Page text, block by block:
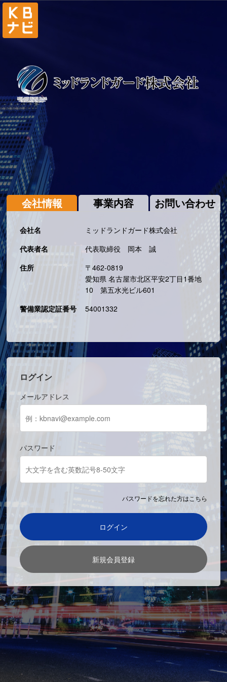
会社情報 事業内容 お問い合わせ
会社名
ミッドランドガード株式会社
代表者名
代表取締役 岡本 誠
住所
〒462-0819
愛知県 名古屋市北区平安2丁目1番地
10 第五水光ビル601
警備業認定証番号
54001332
ログイン
メールアドレス
パスワード
パスワードを忘れた方はこちら
ログイン
新規会員登録